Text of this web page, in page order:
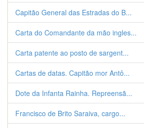
Capitão General das Estradas do B...
Carta do Comandante da mão ingles...
Carta patente ao posto de sargent...
Cartas de datas. Capitão mor Antô...
Dote da Infanta Rainha. Repreensã...
Francisco de Brito Saraiva, cargo...